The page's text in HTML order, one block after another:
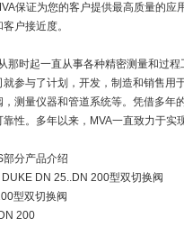
保证为您的客户提供最高质量的
户接近度。
那时起一直从事各种精密测量和过
参与了计划，开发，制造和销售用
测量仪器和管道系统等。凭借多
性。多年以来，MVA一直致力于实
部分产品介绍
DUKE DN 25..DN 200型双切换阀
型双切换阀
200